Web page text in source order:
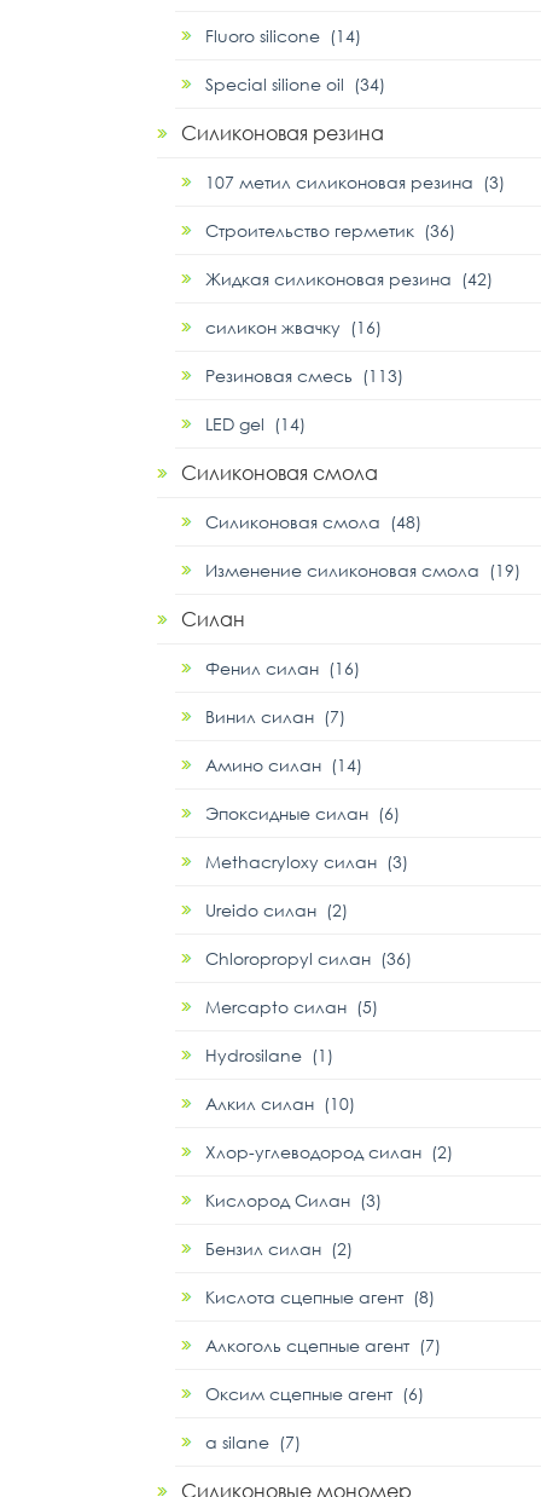
Fluoro silicone (14)
Special silione oil (34)
Силиконовая резина
107 метил силиконовая резина (3)
Строительство герметик (36)
Жидкая силиконовая резина (42)
силикон жвачку (16)
Резиновая смесь (113)
LED gel (14)
Силиконовая смола
Силиконовая смола (48)
Изменение силиконовая смола (19)
Силан
Фенил силан (16)
Винил силан (7)
Амино силан (14)
Эпоксидные силан (6)
Methacryloxy силан (3)
Ureido силан (2)
Chloropropyl силан (36)
Mercapto силан (5)
Hydrosilane (1)
Алкил силан (10)
Хлор-углеводород силан (2)
Кислород Силан (3)
Бензил силан (2)
Кислота сцепные агент (8)
Алкоголь сцепные агент (7)
Оксим сцепные агент (6)
α silane (7)
Силиконовые мономер